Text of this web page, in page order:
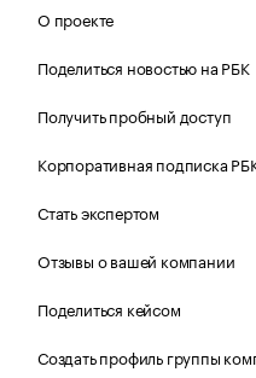
О проекте
Поделиться новостью на РБК
Получить пробный доступ
Корпоративная подписка
Стать экспертом
Отзывы о вашей компании
Поделиться кейсом
Создать профиль группы